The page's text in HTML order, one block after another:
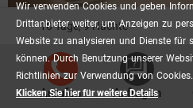
Wir verwenden Cookies und geben
Drittanbieter weiter, um Anzeigen zu
Website zu analysieren und Dienste für
können. Durch Benutzung unserer
Richtlinien zur Verwendung von Cookies.
Klicken Sie hier für weitere Details
10 Tage, 9 Nächte
Anrufen Anfragen